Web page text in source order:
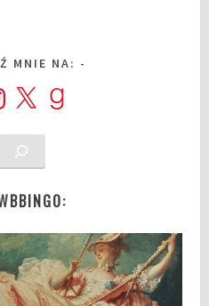
MNIE NA:
X Goodreads